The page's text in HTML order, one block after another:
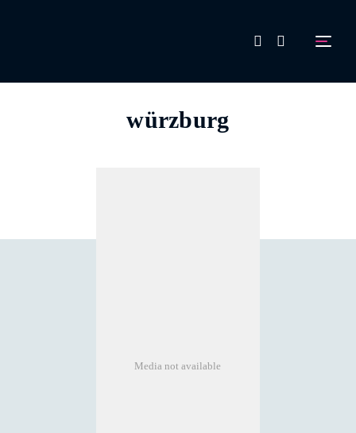
Aussteller werden!würzburg
Media not available